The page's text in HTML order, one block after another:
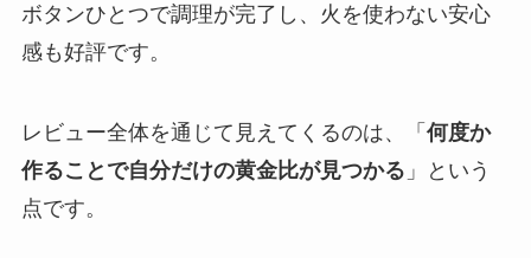
ボタンひとつで調理が完了し、火を使わない安心
感も好評です。
レビュー全体を通じて見えてくるのは、「 何度か
作ることで自分だけの黄金比が見つかる 」という
点です。